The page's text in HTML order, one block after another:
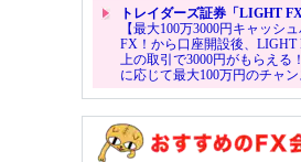
トレイダーズ証券「LIGHT FX
【最大100万3000円キャッシ
FX！から口座開設後、LIGHT
上の取引で3000円がもらえる
に応じて最大100万円のチャン